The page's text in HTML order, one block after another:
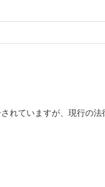
れていますが、現行の